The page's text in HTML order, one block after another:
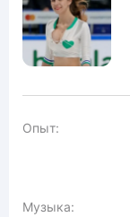
Опыт:
Музыка: